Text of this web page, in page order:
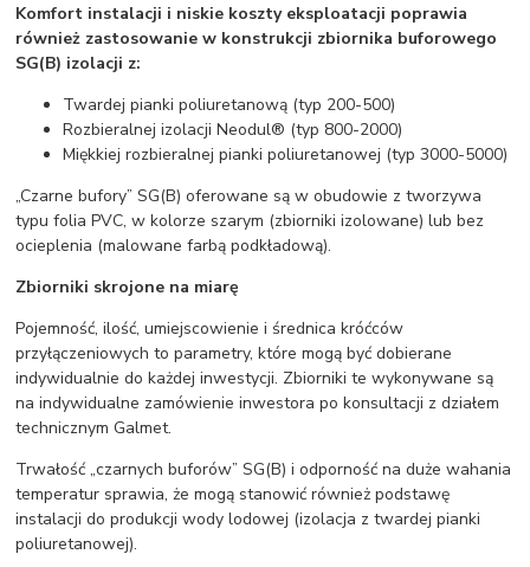
Komfort instalacji i niskie koszty eksploatacji poprawia
również zastosowanie w konstrukcji zbiornika buforowego
SG(B) izolacji z:
Twardej pianki poliuretanową (typ 200-500)
Rozbieralnej izolacji Neodul® (typ 800-2000)
Miękkiej rozbieralnej pianki poliuretanowej (typ 3000-5000)
„Czarne bufory” SG(B) oferowane są w obudowie z tworzywa
typu folia PVC, w kolorze szarym (zbiorniki izolowane) lub bez
ocieplenia (malowane farbą podkładową).
Zbiorniki skrojone na miarę
Pojemność, ilość, umiejscowienie i średnica króćców
przyłączeniowych to parametry, które mogą być dobierane
indywidualnie do każdej inwestycji. Zbiorniki te wykonywane są
na indywidualne zamówienie inwestora po konsultacji z działem
technicznym Galmet.
Trwałość „czarnych buforów” SG(B) i odporność na duże wahania
temperatur sprawia, że mogą stanowić również podstawę
instalacji do produkcji wody lodowej (izolacja z twardej pianki
poliuretanowej).